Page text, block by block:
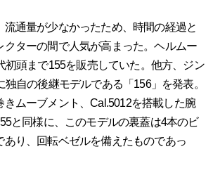
通量が少なかったため、時間の経過と
クターの間で人気が高まった。ヘルムー
初頭まで155を販売していた。他方、ジン
独自の後継モデルである「156」を発表。
きムーブメント、Cal.5012を搭載した腕
と同様に、このモデルの裏蓋は4本のビ
あり、回転ベゼルを備えたものであっ